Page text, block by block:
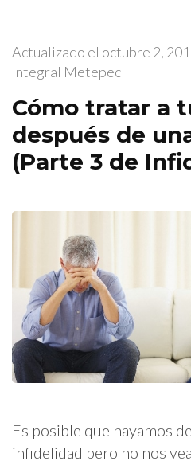
Actualizado el octubre 2,
Integral Metepec
Cómo tratar a
después de
(Parte 3 de
Es posible que hayamos
infidelidad pero no nos